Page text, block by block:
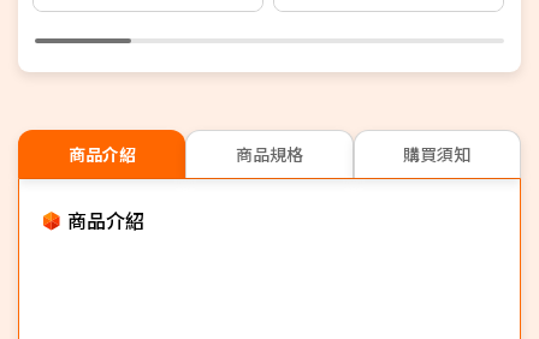
商品介紹 商品規格 購買須知
商品介紹